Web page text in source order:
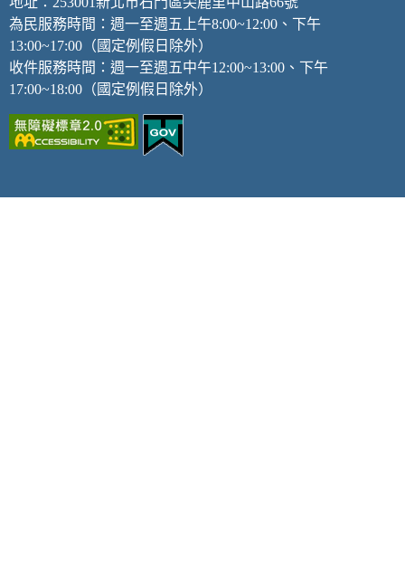
為民服務時間：週一至週五上午8:00~12:00、下午
13:00~17:00（國定例假日除外）
收件服務時間：週一至週五中午12:00~13:00、下午
17:00~18:00（國定例假日除外）